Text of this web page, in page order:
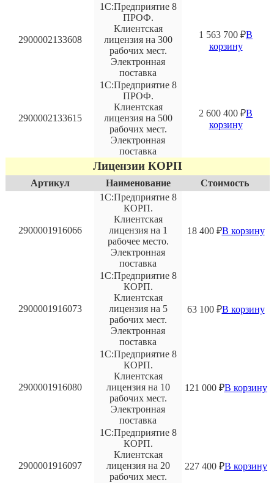
2900002133608
1С:Предприятие 8
ПРОФ.
Клиентская
лицензия на 300
рабочих мест.
Электронная
поставка
1 563 700 ₽В
корзину
2900002133615
1С:Предприятие 8
ПРОФ.
Клиентская
лицензия на 500
рабочих мест.
Электронная
поставка
2 600 400 ₽В
корзину
Лицензии КОРП
Артикул Наименование Стоимость
2900001916066
1С:Предприятие 8
КОРП.
Клиентская
лицензия на 1
рабочее место.
Электронная
поставка
18 400 ₽В корзину
2900001916073
1С:Предприятие 8
КОРП.
Клиентская
лицензия на 5
рабочих мест.
Электронная
поставка
63 100 ₽В корзину
2900001916080
1С:Предприятие 8
КОРП.
Клиентская
лицензия на 10
рабочих мест.
Электронная
поставка
121 000 ₽В корзину
2900001916097
1С:Предприятие 8
КОРП.
Клиентская
лицензия на 20
рабочих мест.
227 400 ₽В корзину